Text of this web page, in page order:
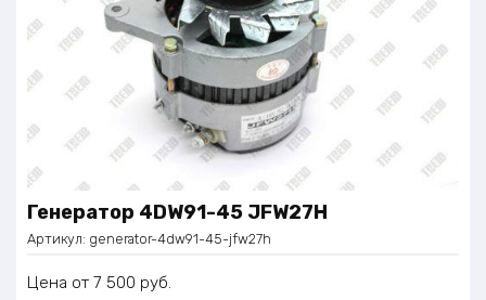
Генератор 4DW91-45 JFW27H
Артикул: generator-4dw91-45-jfw27h
Цена 7 500 руб.